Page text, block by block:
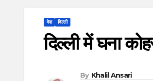
देश दिल्ली
दिल्ली में घना
By Khalil Ansari